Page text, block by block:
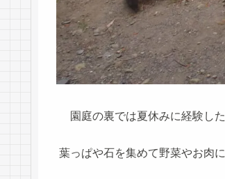
園庭の裏では夏休みに経験し
葉っぱや石を集めて野菜やお肉